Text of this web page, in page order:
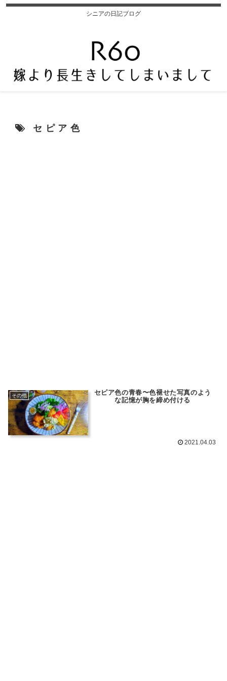
シニアの日記ブログ
セピア色
その他
セピア色の青春〜色褪せた写真のよう
な記憶が胸を締め付ける
2021.04.03